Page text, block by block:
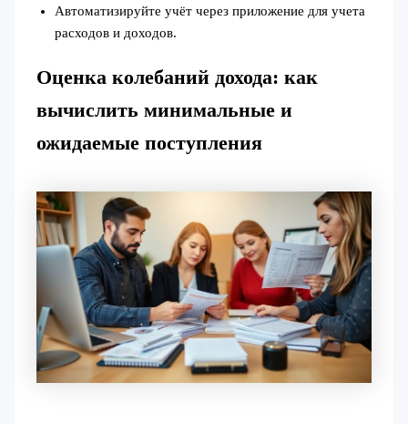
Автоматизируйте учёт через приложение для учета
расходов и доходов.
Оценка колебаний дохода: как
вычислить минимальные и
ожидаемые поступления